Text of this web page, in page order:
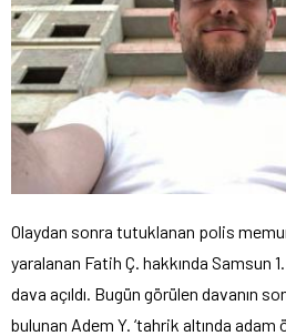
Olaydan sonra tutuklanan polis
yaralanan Fatih Ç. hakkında Samsun
dava açıldı. Bugün görülen davanın
bulunan Adem Y. ‘tahrik altında adam